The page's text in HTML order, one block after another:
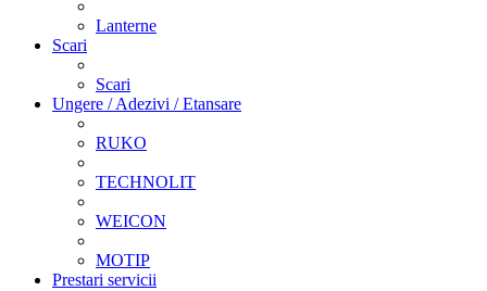
Lanterne
Scari
Scari
Ungere / Adezivi / Etansare
RUKO
TECHNOLIT
WEICON
MOTIP
Prestari servicii